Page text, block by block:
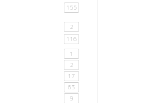
155
2
116
1
2
17
63
9